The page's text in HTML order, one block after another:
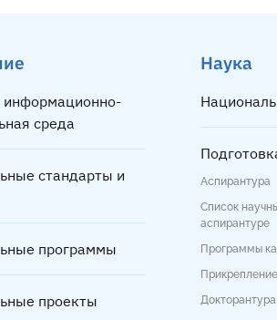
информационно-
среда
стандарты и
программы
проекты
Наука
Аспирантура
Список
аспирантуре
Программы
Докторантура